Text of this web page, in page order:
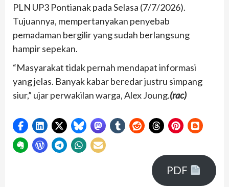
PLN UP3 Pontianak pada Selasa (7/7/2026).
Tujuannya, mempertanyakan penyebab
pemadaman bergilir yang sudah berlangsung
hampir sepekan.
“Masyarakat tidak pernah mendapat informasi
yang jelas. Banyak kabar beredar justru simpang
siur,” ujar perwakilan warga, Alex Joung.(rac)
PDF